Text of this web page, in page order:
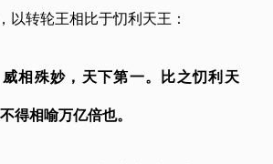
以转轮王相比于忉利天王：
相殊妙，天下第一。比之忉利天
得相喻万亿倍也。